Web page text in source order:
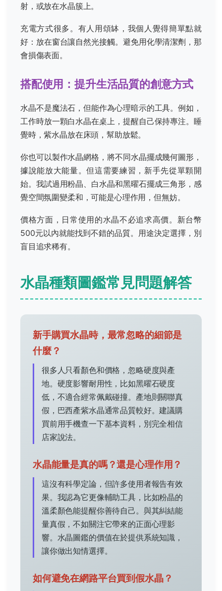
射，或放在水晶簇上。
充電方式很多。有人用頌缽，我個人覺得簡單點就
好：放在窗台讓自然光接觸。避免用化學清潔劑，那
會損傷表面。
搭配使用：提升生活品質的創意方式
水晶不是魔法石，但能作為心理暗示的工具。例如，
工作時放一顆白水晶在桌上，提醒自己保持專注。睡
覺時，紫水晶放在床頭，幫助放鬆。
你也可以製作水晶網格，將不同水晶擺成幾何圖形，
據說能放大能量。但這需要練習，新手先從單顆開
始。我試過用粉晶、白水晶和黑曜石擺成三角形，感
覺空間氛圍變柔和，可能是心理作用，但無妨。
價格方面，日常使用的水晶不必追求高價。新台幣
500元以內就能找到不錯的品質。用途決定選擇，別
盲目追求稀有。
水晶種類圖鑑常見問題解答
新手購買水晶時，最常忽略的細節是
什麼？
很多人只看顏色和價格，忽略硬度與產
地。硬度影響耐用性，比如黑曜石硬度
低，不適合經常佩戴碰撞。產地則關聯真
假，巴西產紫水晶通常品質較好。建議購
買前用手機查一下基本資料，別完全相信
店家說法。
水晶能量是真的嗎？還是心理作用？
這沒有科學定論，但許多使用者報告有效
果。我認為它更像輔助工具，比如粉晶的
溫柔顏色能提醒你善待自己。與其糾結能
量真假，不如關注它帶來的正面心理影
響。水晶圖鑑的價值在於提供系統知識，
讓你做出知情選擇。
如何避免在網路平台買到假水晶？